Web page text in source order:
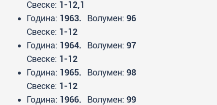
Свеске: 1-12,1
Година: 1963. Волумен: 96
Свеске: 1-12
Година: 1964. Волумен: 97
Свеске: 1-12
Година: 1965. Волумен: 98
Свеске: 1-12
Година: 1966. Волумен: 99